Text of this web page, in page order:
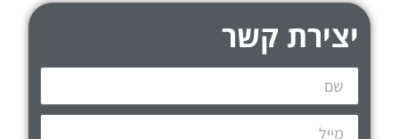
יצירת קשר